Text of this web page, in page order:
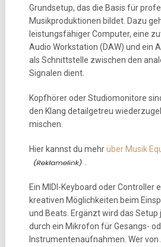
Grundsetup, das die Basis für
Musikproduktionen bildet. Dazu
leistungsfähiger Computer, eine
Audio Workstation (DAW) und ein
als Schnittstelle zwischen den
Signalen dient.
Kopfhörer oder Studiomonitore
den Klang detailgetreu
mischen.
Hier kannst du mehrüber Musik
Ein MIDI-Keyboard oder Controller
kreativen Möglichkeiten beim
und Beats. Ergänzt wird das Setup
durch ein Mikrofon für Gesangs-
Instrumentenaufnahmen. Wer